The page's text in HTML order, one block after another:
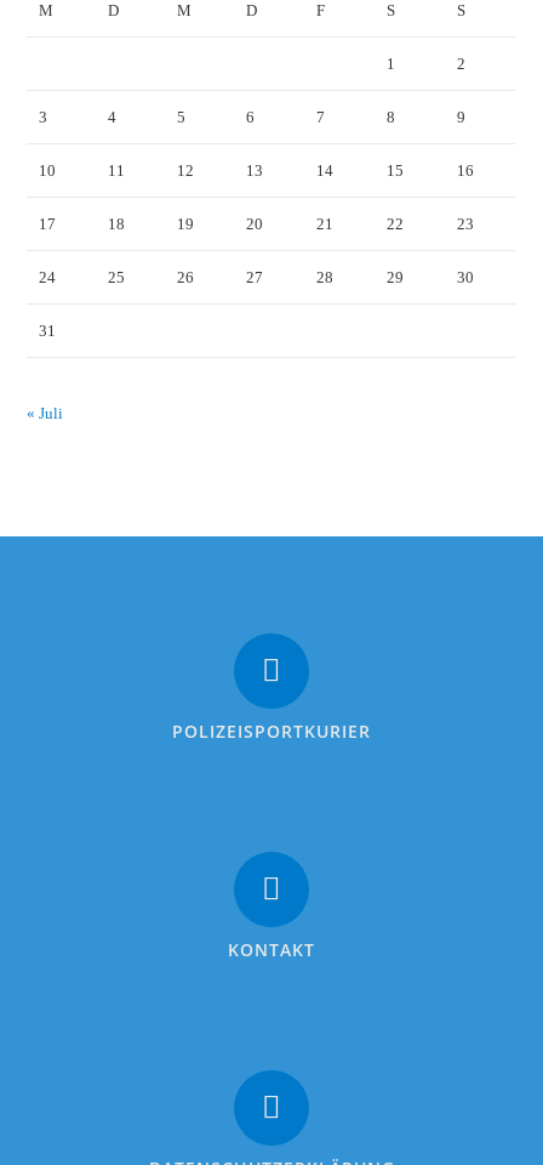
M D M D F S S
1 2
3 4 5 6 7 8 9
10 11 12 13 14 15 16
17 18 19 20 21 22 23
24 25 26 27 28 29 30
31
« Juli
POLIZEISPORTKURIER
KONTAKT